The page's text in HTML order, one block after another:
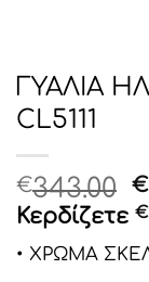
ΓΥΑΛΙΑ
CL5111
€343.00 €
Κερδίζετε €
• ΧΡΩΜΑ